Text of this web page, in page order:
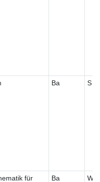
Ba S
für
Ba W